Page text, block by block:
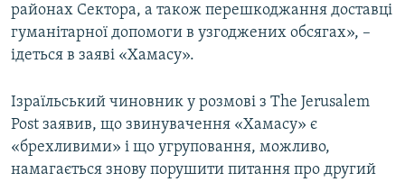
районах Сектора, а також перешкоджання доставці
гуманітарної допомоги в узгоджених обсягах», –
ідеться в заяві «Хамасу».
Ізраїльський чиновник у розмові з The Jerusalem
Post заявив, що звинувачення «Хамасу» є
«брехливими» і що угруповання, можливо,
намагається знову порушити питання про другий